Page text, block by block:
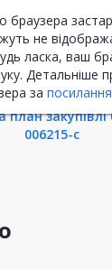
браузера
не
ласка, ваш
Детальніше
за
UA
про
закупівлі
006215-c